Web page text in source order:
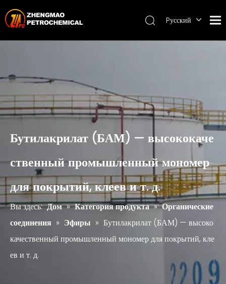
Pусский
Бутилакрилат (БАМ) — высококаче
ственный промышленный мономер
для покрытий, клеев и т. д.
Вы здесь: Дом » Категория продукта » Органические
соединения » Эфиры » Бутилакрилат (БАМ) — высоко
качественный промышленный мономер для покрытий, кле
ев и т. д.